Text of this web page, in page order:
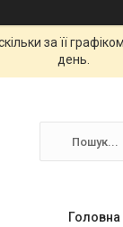
за її
день.
Головна